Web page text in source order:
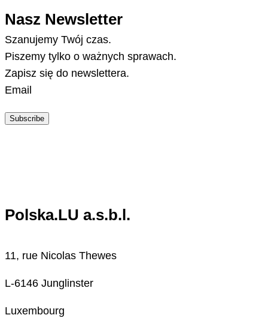
Nasz Newsletter
Szanujemy Twój czas.
Piszemy tylko o ważnych sprawach.
Zapisz się do newslettera.
Email
Subscribe
Polska.LU a.s.b.l.
11, rue Nicolas Thewes
L-6146 Junglinster
Luxembourg